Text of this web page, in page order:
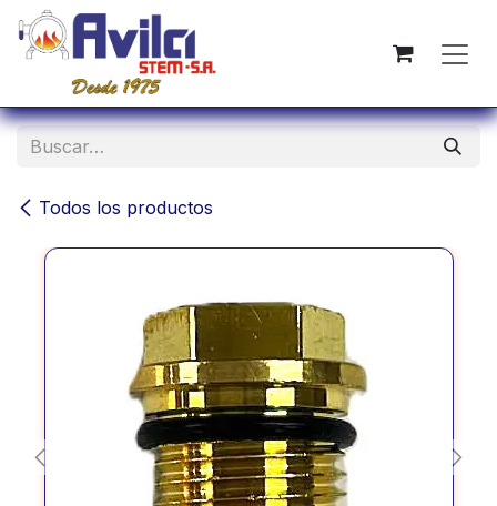
Ir al contenido
Todos los productos